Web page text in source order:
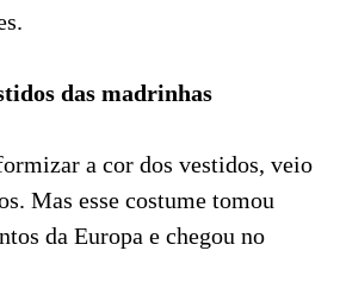
das madrinhas
a cor dos vestidos, veio
Mas esse costume tomou
da Europa e chegou no